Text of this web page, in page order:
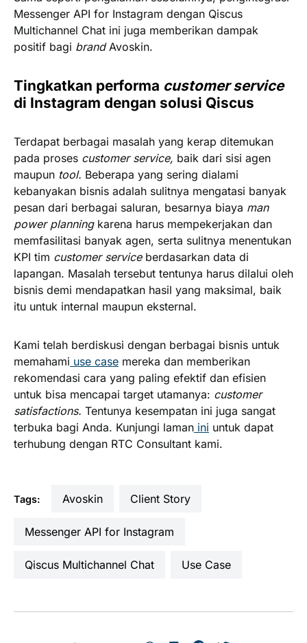
Messenger API for Instagram dengan Qiscus
Multichannel Chat ini juga memberikan dampak
positif bagi brandAvoskin.
Tingkatkan performa customer service
di Instagram dengan solusi Qiscus
Terdapat berbagai masalah yang kerap ditemukan
pada proses customer service, baik dari sisi agen
maupun tool. Beberapa yang sering dialami
kebanyakan bisnis adalah sulitnya mengatasi banyak
pesan dari berbagai saluran, besarnya biaya man
power planningkarena harus mempekerjakan dan
memfasilitasi banyak agen, serta sulitnya menentukan
KPI tim customer serviceberdasarkan data di
lapangan. Masalah tersebut tentunya harus dilalui oleh
bisnis demi mendapatkan hasil yang maksimal, baik
itu untuk internal maupun eksternal.
Kami telah berdiskusi dengan berbagai bisnis untuk
memahami use case mereka dan memberikan
rekomendasi cara yang paling efektif dan efisien
untuk bisa mencapai target utamanya: customer
satisfactions. Tentunya kesempatan ini juga sangat
terbuka bagi Anda. Kunjungi laman ini untuk dapat
terhubung dengan RTC Consultant kami.
Tags: Avoskin Client Story
Messenger API for Instagram
Qiscus Multichannel Chat Use Case